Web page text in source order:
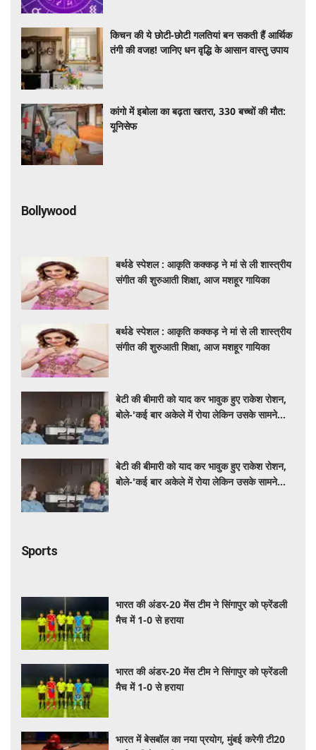
किचन की ये छोटी-छोटी गलतियां बन सकती हैं आर्थिक
तंगी की वजह! जानिए धन वृद्धि के आसान वास्तु उपाय
कांगो में इबोला का बढ़ता खतरा, 330 बच्चों की मौत:
यूनिसेफ
Bollywood
बर्थडे स्पेशल : आकृति कक्कड़ ने मां से ली शास्त्रीय
संगीत की शुरुआती शिक्षा, आज मशहूर गायिका
बर्थडे स्पेशल : आकृति कक्कड़ ने मां से ली शास्त्रीय
संगीत की शुरुआती शिक्षा, आज मशहूर गायिका
बेटी की बीमारी को याद कर भावुक हुए राकेश रोशन,
बोले-'कई बार अकेले में रोया लेकिन उसके सामने
बेटी की बीमारी को याद कर भावुक हुए राकेश रोशन,
बोले-'कई बार अकेले में रोया लेकिन उसके सामने
Sports
भारत की अंडर-20 मेंस टीम ने सिंगापुर को फ्रेंडली
मैच में 1-0 से हराया
भारत की अंडर-20 मेंस टीम ने सिंगापुर को फ्रेंडली
मैच में 1-0 से हराया
भारत में बेसबॉल का नया प्रयोग, मुंबई करेगी टी20